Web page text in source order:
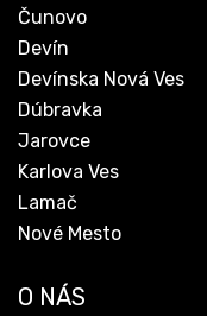
Čunovo
Devín
Devínska Nová Ves
Dúbravka
Jarovce
Karlova Ves
Lamač
Nové Mesto
O NÁS